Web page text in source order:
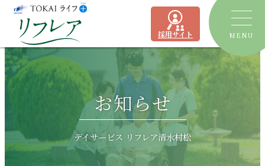
採用サイト MENU
トピックス
デイサービス
ショートステイ リフレア聖一色
有料老人ホーム リフレア上土
お知らせ
デイサービス リフレア清水村松